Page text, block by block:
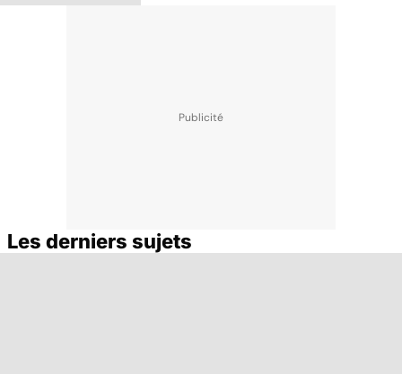
Les derniers sujets